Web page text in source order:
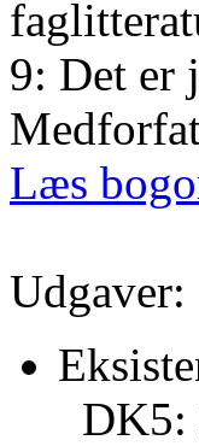
9: Det er
Læs
Udgaver:
DK5: